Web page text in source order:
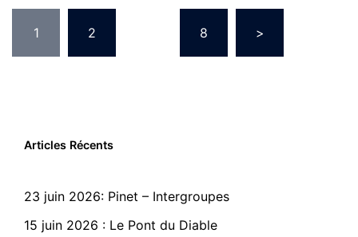
Pagination
Publications
1 2 8 >
Articles Récents
23 juin 2026: Pinet – Intergroupes
15 juin 2026 : Le Pont du Diable